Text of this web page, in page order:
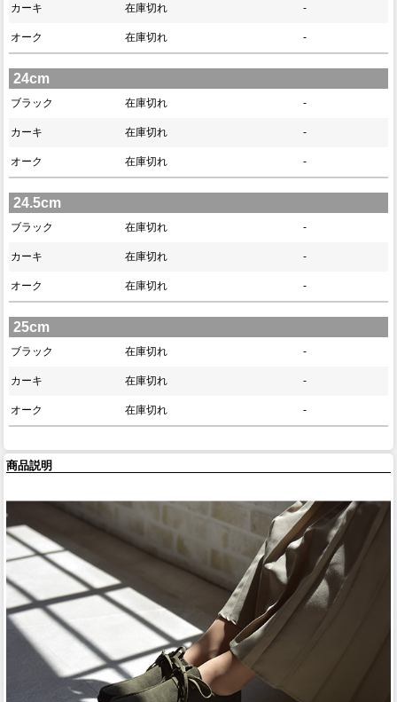
カーキ 在庫切れ -
オーク 在庫切れ -
24cm
ブラック 在庫切れ -
カーキ 在庫切れ -
オーク 在庫切れ -
24.5cm
ブラック 在庫切れ -
カーキ 在庫切れ -
オーク 在庫切れ -
25cm
ブラック 在庫切れ -
カーキ 在庫切れ -
オーク 在庫切れ -
商品説明